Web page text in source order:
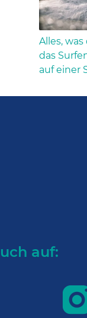
Alles,
das
auf einer
auf: